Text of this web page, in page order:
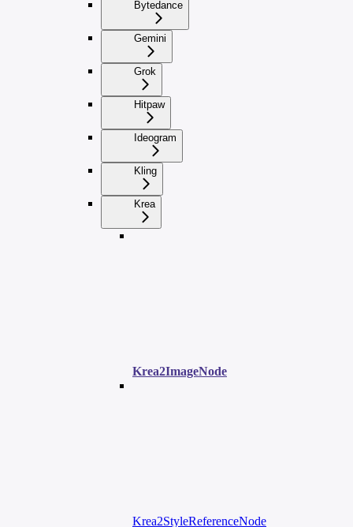
Bytedance
Gemini
Grok
Hitpaw
Ideogram
Kling
Krea
Krea2ImageNode
Krea2StyleReferenceNode